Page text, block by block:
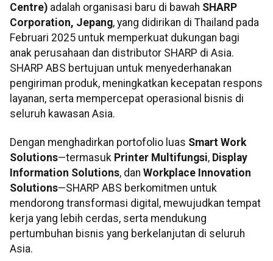
Centre) adalah organisasi baru di bawah SHARP
Corporation, Jepang, yang didirikan di Thailand pada
Februari 2025 untuk memperkuat dukungan bagi
anak perusahaan dan distributor SHARP di Asia.
SHARP ABS bertujuan untuk menyederhanakan
pengiriman produk, meningkatkan kecepatan respons
layanan, serta mempercepat operasional bisnis di
seluruh kawasan Asia.
Dengan menghadirkan portofolio luas Smart Work
Solutions—termasuk Printer Multifungsi, Display
Information Solutions, dan Workplace Innovation
Solutions—SHARP ABS berkomitmen untuk
mendorong transformasi digital, mewujudkan tempat
kerja yang lebih cerdas, serta mendukung
pertumbuhan bisnis yang berkelanjutan di seluruh
Asia.